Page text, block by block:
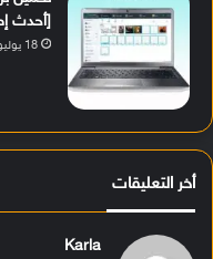
[أحدث
18 يوليو 2025
أخر التعليقات
Karla